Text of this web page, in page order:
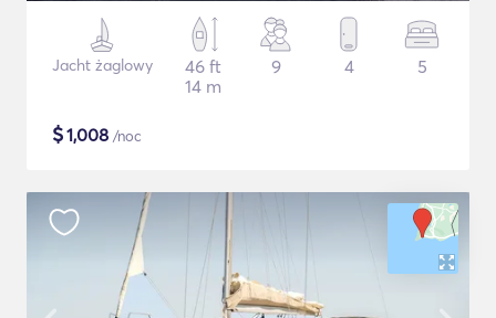
Jacht żaglowy
46 ft
14 m
9 4 5
$1,008 /noc